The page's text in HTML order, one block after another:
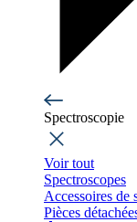
Spectroscopie
Voir tout
Spectroscopes
Accessoires de
Pièces